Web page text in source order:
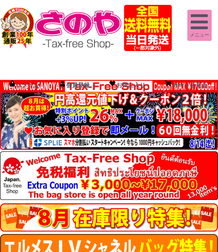
メニュー
ログイン 会員登録 お気に入り カートを見る